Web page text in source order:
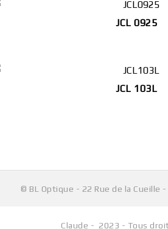
JCL 0925
JCL 103L
© BL Optique - 22 Rue de la Cueille
Claude - 2023 - Tous